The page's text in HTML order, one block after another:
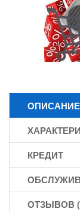
ОПИСАНИЕ
КРЕДИТ
ОТЗЫВОВ